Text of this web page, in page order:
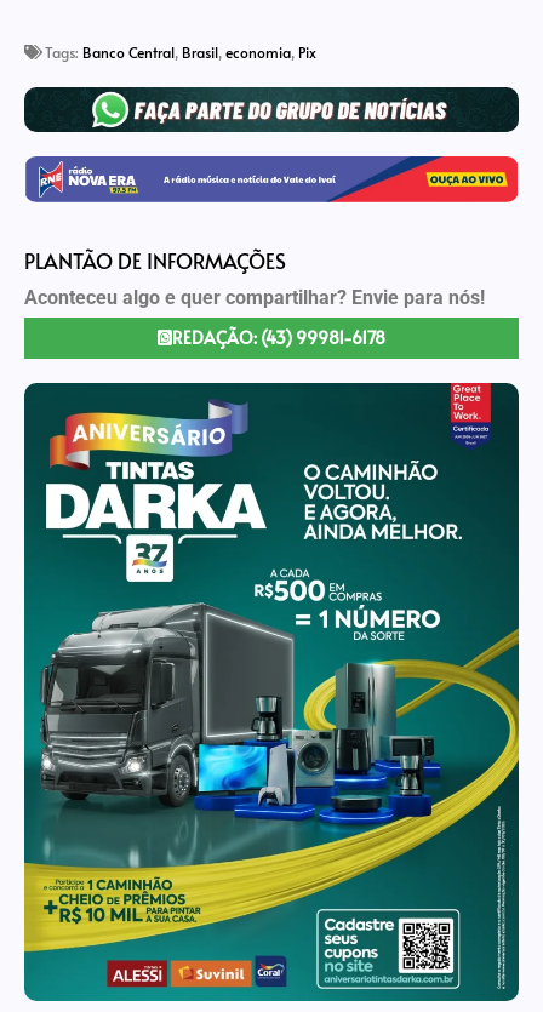
Tags: Banco Central, Brasil,economia, Pix
PLANTÃO DE INFORMAÇÕES
Aconteceu algo e quer compartilhar? Envie para nós!
REDAÇÃO: (43) 99981-6178